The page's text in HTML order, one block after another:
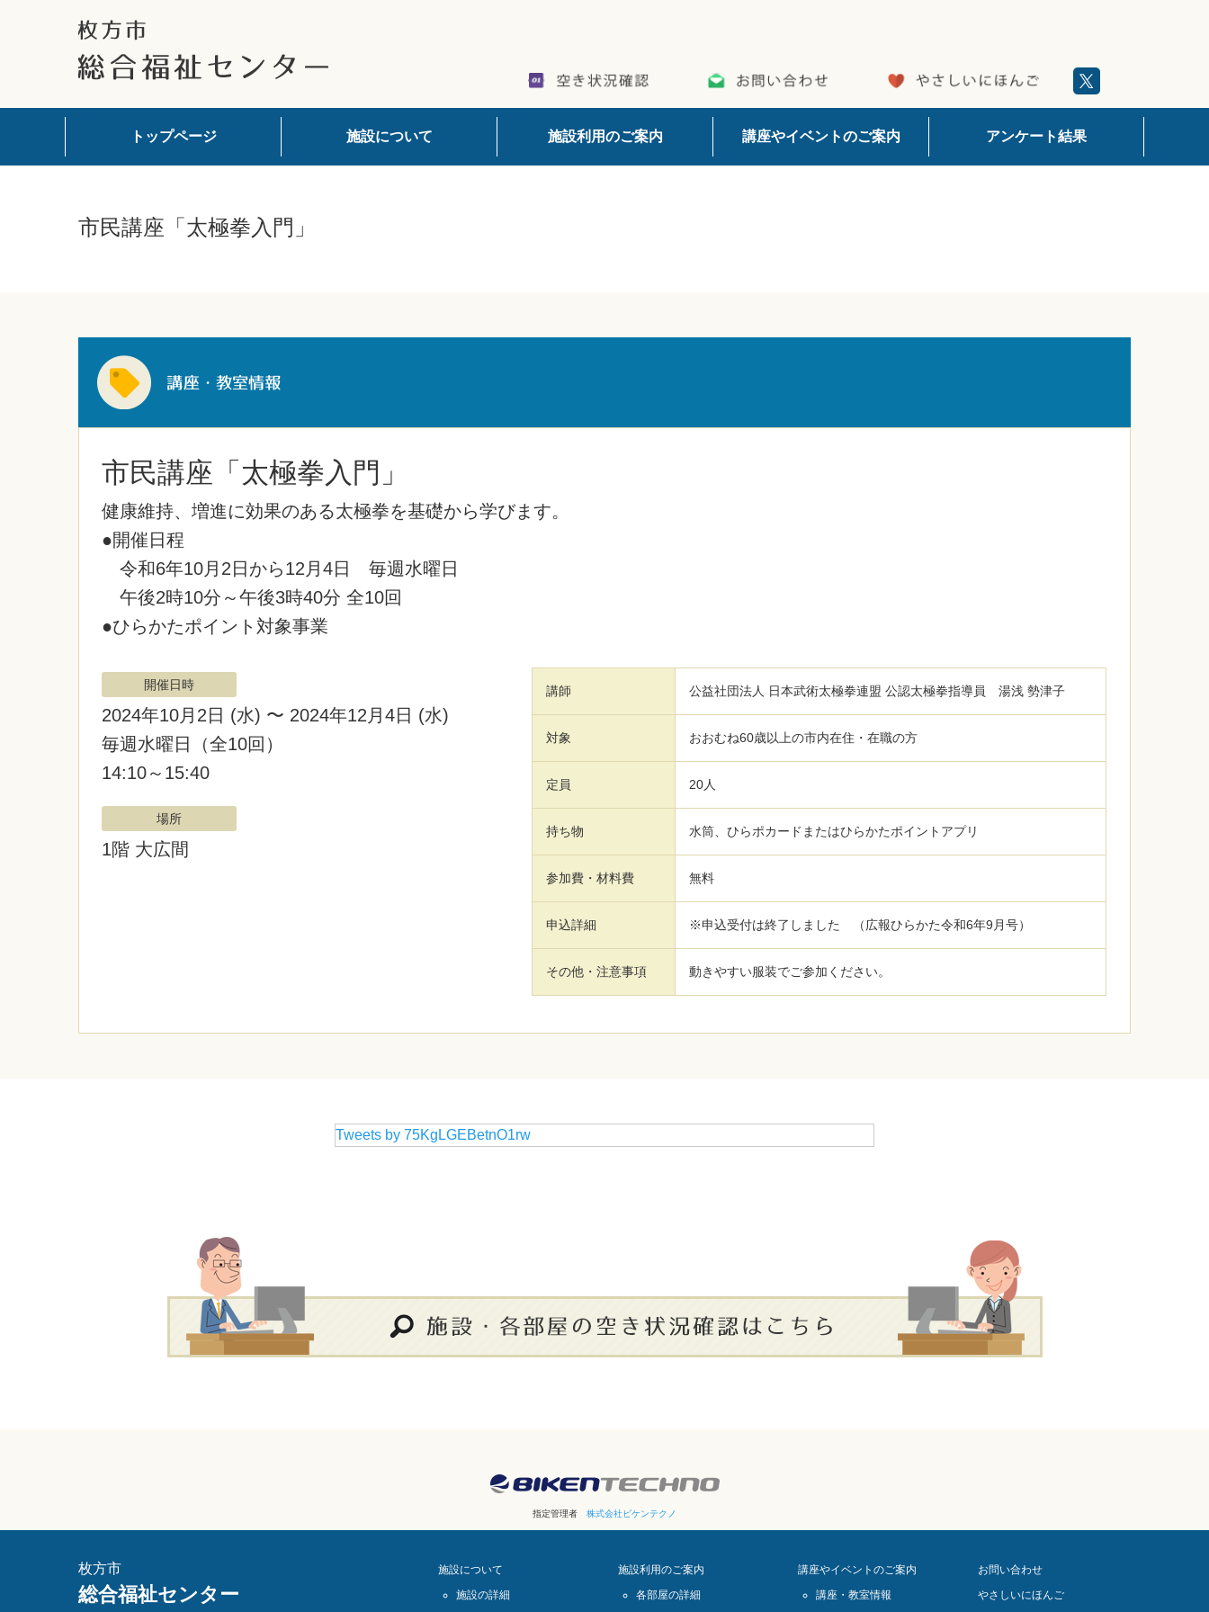
トップページ 施設について 施設利用のご案内 講座やイベントのご案内 アンケート結果
市民講座「太極拳入門」
市民講座「太極拳入門」
健康維持、増進に効果のある太極拳を基礎から学びます。
●開催日程
令和6年10月2日から12月4日 毎週水曜日
午後2時10分～午後3時40分 全10回
●ひらかたポイント対象事業
開催日時
2024年10月2日 (水) 〜 2024年12月4日 (水)
毎週水曜日（全10回）
14:10～15:40
場所
1階 大広間
講師 公益社団法人 日本武術太極拳連盟 公認太極拳指導員 湯浅 勢津子
対象 おおむね60歳以上の市内在住・在職の方
定員 20人
持ち物 水筒、ひらポカードまたはひらかたポイントアプリ
参加費・材料費 無料
申込詳細 ※申込受付は終了しました （広報ひらかた令和6年9月号）
その他・注意事項 動きやすい服装でご参加ください。
Tweets by 75KgLGEBetnO1rw
指定管理者 株式会社ビケンテクノ
枚方市
総合福祉センター
施設について
施設の詳細
施設利用のご案内
各部屋の詳細
講座やイベントのご案内
講座・教室情報
お問い合わせ
やさしいにほんご